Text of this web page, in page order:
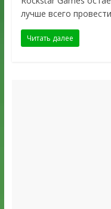
лучше всего
Читать далее